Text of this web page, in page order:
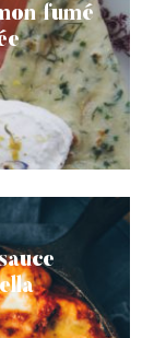
fumé